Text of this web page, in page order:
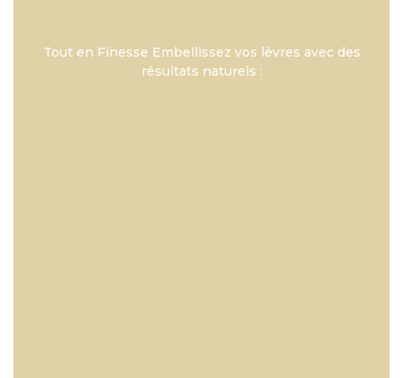
Tout en Finesse Embellissez vos lèvres avec des
résultats naturels :